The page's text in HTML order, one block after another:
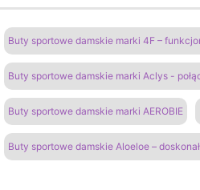
Buty sportowe damskie marki 4F –
Buty sportowe damskie marki Aclys -
Buty sportowe damskie marki AEROBIE
Buty sportowe damskie Aloeloe –